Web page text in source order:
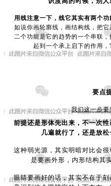
用线注意一下，线它其实有两个功
如说你画轮廓线，画结构线，把
二个功能是它的趋势的一个串联
起到一个承上启下的作用，
要点
我们这一步
前提还是形体先出来，不一次性
几遍就行了，还是放松
这种弱光源，其实明暗对比会
是要画外形，内形结构其
眼睛要画好的话，其实不在于